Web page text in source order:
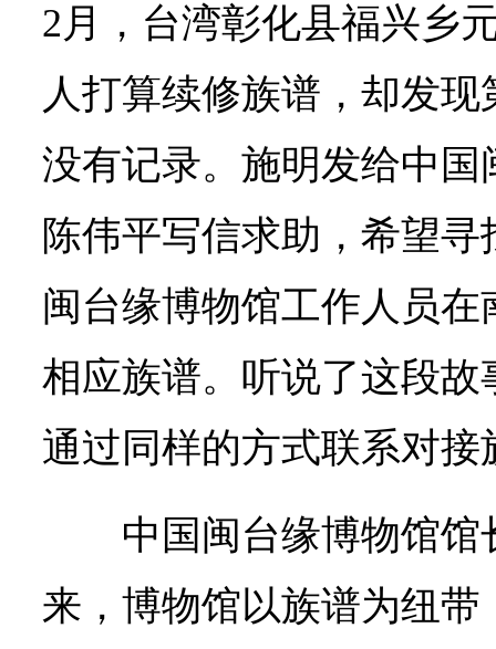
2月，台湾彰化县福兴乡
人打算续修族谱，却发现
没有记录。施明发给中
陈伟平写信求助，希望
闽台缘博物馆工作人员
相应族谱。听说了这段
通过同样的方式联系对接
中国闽台缘博物馆
来，博物馆以族谱为纽